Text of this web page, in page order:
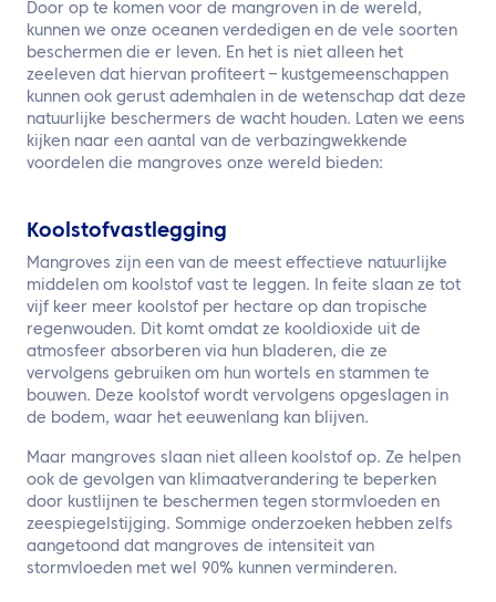
Door op te komen voor de mangroven in de wereld,
kunnen we onze oceanen verdedigen en de vele soorten
beschermen die er leven. En het is niet alleen het
zeeleven dat hiervan profiteert – kustgemeenschappen
kunnen ook gerust ademhalen in de wetenschap dat deze
natuurlijke beschermers de wacht houden. Laten we eens
kijken naar een aantal van de verbazingwekkende
voordelen die mangroves onze wereld bieden:
Koolstofvastlegging
Mangroves zijn een van de meest effectieve natuurlijke
middelen om koolstof vast te leggen. In feite slaan ze tot
vijf keer meer koolstof per hectare op dan tropische
regenwouden. Dit komt omdat ze kooldioxide uit de
atmosfeer absorberen via hun bladeren, die ze
vervolgens gebruiken om hun wortels en stammen te
bouwen. Deze koolstof wordt vervolgens opgeslagen in
de bodem, waar het eeuwenlang kan blijven.
Maar mangroves slaan niet alleen koolstof op. Ze helpen
ook de gevolgen van klimaatverandering te beperken
door kustlijnen te beschermen tegen stormvloeden en
zeespiegelstijging. Sommige onderzoeken hebben zelfs
aangetoond dat mangroves de intensiteit van
stormvloeden met wel 90% kunnen verminderen.